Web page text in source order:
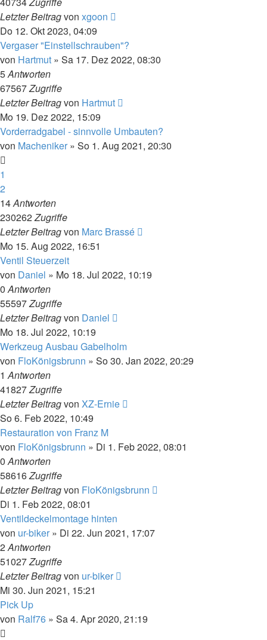
Letzter Beitragvon xgoon
Do 12. Okt 2023, 04:09
Vergaser "Einstellschrauben"?
von Hartmut » Sa 17. Dez 2022, 08:30
5Antworten
67567Zugriffe
Letzter Beitragvon Hartmut
Mo 19. Dez 2022, 15:09
Vorderradgabel - sinnvolle Umbauten?
von Macheniker » So 1. Aug 2021, 20:30
1
2
14Antworten
230262Zugriffe
Letzter Beitragvon Marc Brassé
Mo 15. Aug 2022, 16:51
Ventil Steuerzeit
von Daniel » Mo 18. Jul 2022, 10:19
0Antworten
55597Zugriffe
Letzter Beitragvon Daniel
Mo 18. Jul 2022, 10:19
Werkzeug Ausbau Gabelholm
von FloKönigsbrunn » So 30. Jan 2022, 20:29
1Antworten
41827Zugriffe
Letzter Beitragvon XZ-Ernie
So 6. Feb 2022, 10:49
Restauration von Franz M
von FloKönigsbrunn » Di 1. Feb 2022, 08:01
0Antworten
58616Zugriffe
Letzter Beitragvon FloKönigsbrunn
Di 1. Feb 2022, 08:01
Ventildeckelmontage hinten
von ur-biker » Di 22. Jun 2021, 17:07
2Antworten
51027Zugriffe
Letzter Beitragvon ur-biker
Mi 30. Jun 2021, 15:21
Pick Up
von Ralf76 » Sa 4. Apr 2020, 21:19